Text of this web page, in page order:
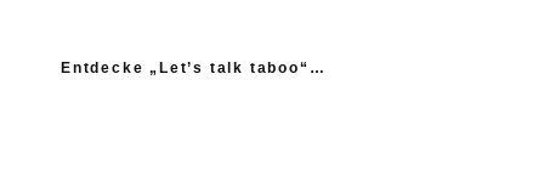
Entdecke „Let’s talk taboo“…